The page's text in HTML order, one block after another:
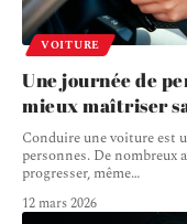
VOITURE
Une journée de
mieux maîtriser
Conduire une voiture est
personnes. De
progresser, même…
12 mars 2026